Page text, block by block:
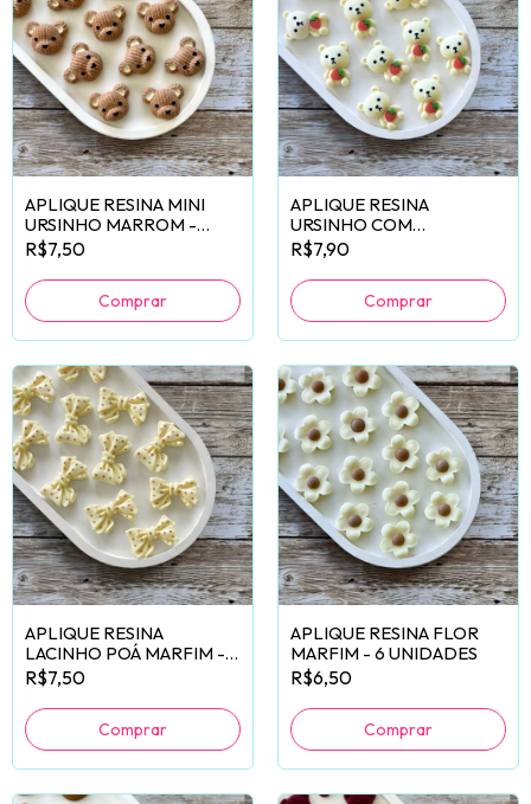
APLIQUE RESINA MINI
URSINHO MARROM -
6 UNIDADES
R$7,50
APLIQUE RESINA
URSINHO COM
MORANGO - 6 UNIDADES
R$7,90
APLIQUE RESINA
LACINHO POÁ MARFIM - 6
UNIDADES
R$7,50
APLIQUE RESINA FLOR
MARFIM - 6 UNIDADES
R$6,50